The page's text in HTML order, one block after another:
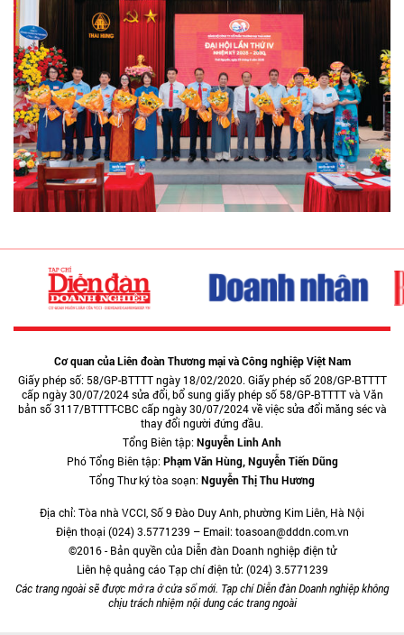
Cơ quan của Liên đoàn Thương mại và Công nghiệp Việt Nam
Giấy phép số: 58/GP-BTTTT ngày 18/02/2020. Giấy phép số 208/GP-BTTTT
cấp ngày 30/07/2024 sửa đổi, bổ sung giấy phép số 58/GP-BTTTT và Văn
bản số 3117/BTTTT-CBC cấp ngày 30/07/2024 về việc sửa đổi măng séc và
thay đổi người đứng đầu.
Tổng Biên tập:Nguyễn Linh Anh
Phó Tổng Biên tập:Phạm Văn Hùng, Nguyễn Tiến Dũng
Tổng Thư ký tòa soạn:Nguyễn Thị Thu Hương
Địa chỉ: Tòa nhà VCCI, Số 9 Đào Duy Anh, phường Kim Liên, Hà Nội
Điện thoại (024) 3.5771239 – Email: toasoan@dddn.com.vn
©2016 - Bản quyền của Diễn đàn Doanh nghiệp điện tử
Liên hệ quảng cáo Tạp chí điện tử: (024) 3.5771239
Các trang ngoài sẽ được mở ra ở cửa sổ mới. Tạp chí Diễn đàn Doanh nghiệp không
chịu trách nhiệm nội dung các trang ngoài